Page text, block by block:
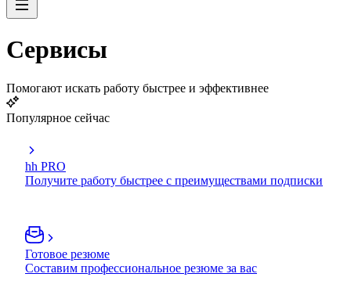
Сервисы
Помогают искать работу быстрее и эффективнее
Популярное сейчас
hh PRO
Получите работу быстрее с преимуществами подписки
Готовое резюме
Составим профессиональное резюме за вас